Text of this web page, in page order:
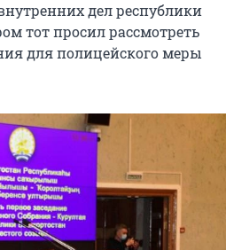
дел республики
тот просил рассмотреть
для полицейского меры